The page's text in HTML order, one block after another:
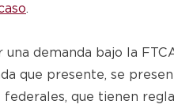
.
demanda bajo la
que presente, se
que tienen